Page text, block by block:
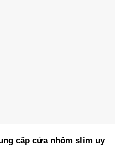
cấp cửa nhôm slim uy